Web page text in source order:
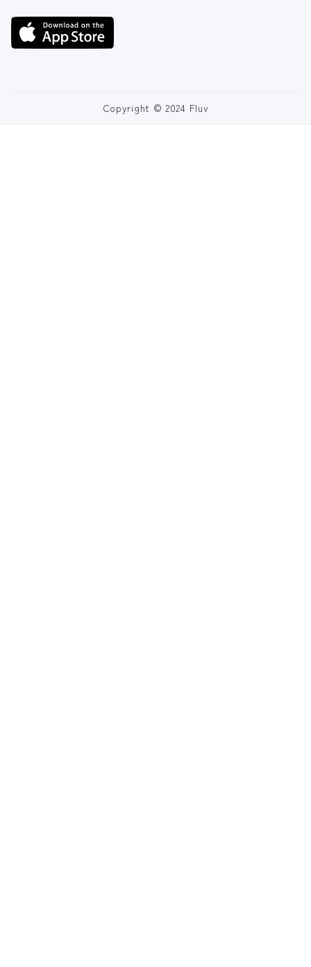
Copyright © 2024 Fluv